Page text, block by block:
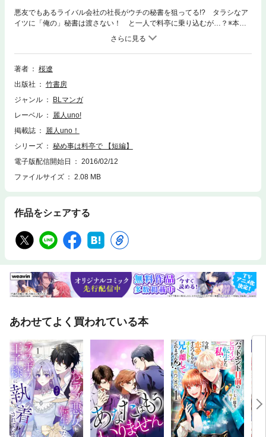
悪友でもあるライバル会社の社長がウチの秘書を狙ってる!? タラシなア
イツに「俺の」秘書は渡さない！ と一人で料亭に乗り込むが…？※本電
子書籍は「麗人uno! Vol.13 The ライバル」に収録の「秘め事は料亭で」と
著者
桜遼
出版社
竹書房
ジャンル
BLマンガ
レーベル
麗人uno!
掲載誌
麗人uno！
シリーズ
秘め事は料亭で 【短編】
電子版配信開始日
2016/02/12
ファイルサイズ
2.08 MB
作品をシェアする
あわせてよく買われている本